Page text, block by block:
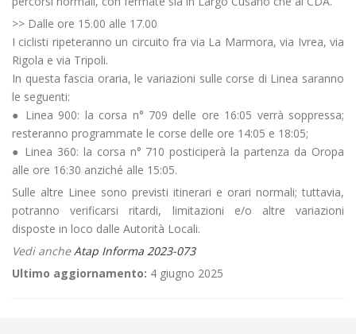
>> Dalle ore 15.00 alle 17.00
I ciclisti ripeteranno un circuito fra via La Marmora, via Ivrea, via
Rigola e via Tripoli.
In questa fascia oraria, le variazioni sulle corse di Linea saranno
le seguenti:
● Linea 900: la corsa n° 709 delle ore 16:05 verrà soppressa;
resteranno programmate le corse delle ore 14:05 e 18:05;
● Linea 360: la corsa n° 710 posticiperà la partenza da Oropa
alle ore 16:30 anziché alle 15:05.
Sulle altre Linee sono previsti itinerari e orari normali; tuttavia,
potranno verificarsi ritardi, limitazioni e/o altre variazioni
disposte in loco dalle Autorità Locali.
Vedi ancheAtap Informa 2023-073
Ultimo aggiornamento: 4 giugno 2025